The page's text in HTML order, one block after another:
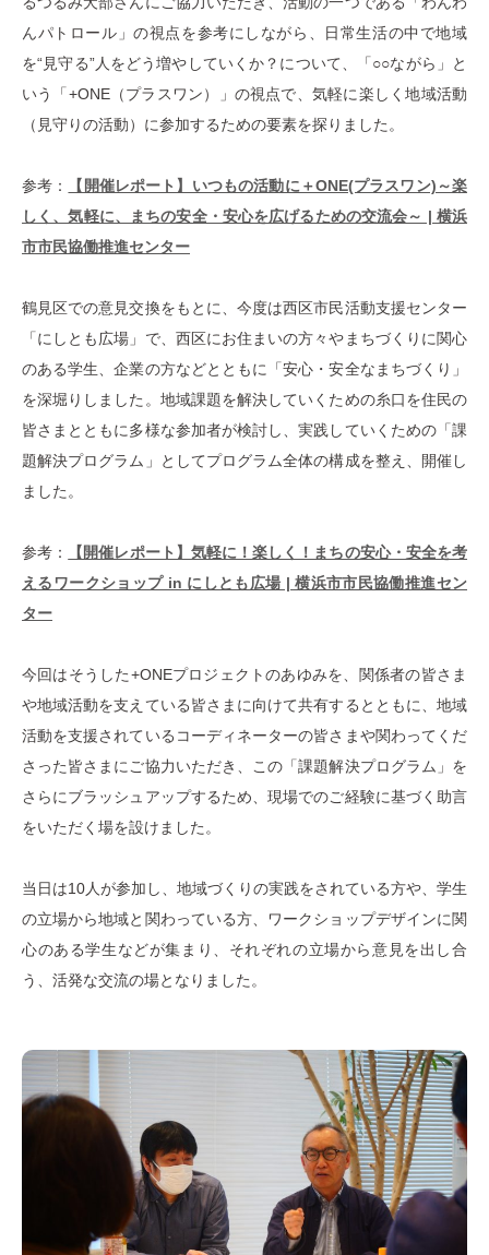
んパトロール」の視点を参考にしながら、日常生活の中で地域
を“見守る”人をどう増やしていくか？について、「○○ながら」と
いう「+ONE（プラスワン）」の視点で、気軽に楽しく地域活動
（見守りの活動）に参加するための要素を探りました。
参考：
【開催レポート】いつもの活動に＋ONE(プラスワン)～楽
しく、気軽に、まちの安全・安心を広げるための交流会～ | 横浜
市市民協働推進センター
鶴見区での意見交換をもとに、今度は西区市民活動支援センター
「にしとも広場」で、西区にお住まいの方々やまちづくりに関心
のある学生、企業の方などとともに「安心・安全なまちづくり」
を深堀りしました。地域課題を解決していくための糸口を住民の
皆さまとともに多様な参加者が検討し、実践していくための「課
題解決プログラム」としてプログラム全体の構成を整え、開催し
ました。
参考：
【開催レポート】気軽に！楽しく！まちの安心・安全を考
えるワークショップ in にしとも広場 | 横浜市市民協働推進セン
ター
今回はそうした+ONEプロジェクトのあゆみを、関係者の皆さま
や地域活動を支えている皆さまに向けて共有するとともに、地域
活動を支援されているコーディネーターの皆さまや関わってくだ
さった皆さまにご協力いただき、この「課題解決プログラム」を
さらにブラッシュアップするため、現場でのご経験に基づく助言
をいただく場を設けました。
当日は10人が参加し、地域づくりの実践をされている方や、学生
の立場から地域と関わっている方、ワークショップデザインに関
心のある学生などが集まり、それぞれの立場から意見を出し合
う、活発な交流の場となりました。